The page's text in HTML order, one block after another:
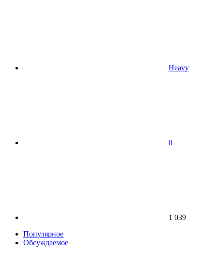
Heavy
0
1 039
Популярное
Обсуждаемое